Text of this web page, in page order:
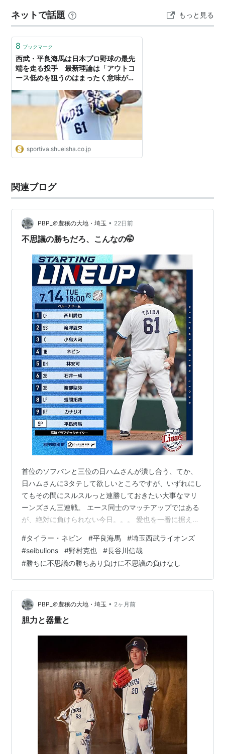
ネットで話題 もっと見る
8 ブックマーク
西武・平良海馬は日本プロ野球の最先
端を走る投手 最新理論は「アウトコ
ース低めを狙うのはまったく意味がな
sportiva.shueisha.co.jp
関連ブログ
PBP_＠豊穣の大地・埼玉 • 22日前
不思議の勝ちだろ、こんなの🤭
首位のソフバンと三位の日ハムさんが潰し合う、てか、
日ハムさんに3タテして欲しいところですが、いずれにし
てもその間にスルスルっと連勝しておきたい大事なマリ
ーンズさん三連戦。 エース同士のマッチアップではある
が、絶対に負けられない今日。。。 愛也を一番に据えた
ジは使いたくなりますわねと。 そして林安可さんも❗️ 北
海道旅行帰りで疲れが残る中、ほぼ定時で上がって、ゆ
っくりパテレ観戦を楽しみました。 現有戦力の中では、
ベスト・オーダーに近いのではないでしょうか。 ネビン
神の御業 ジャックソン相手に苦戦はある程度、想定の範
囲内だったが、重苦しい雰囲気…
#タイラー・ネビン #平良海馬 #埼玉西武ライオンズ
#seibulions #野村克也 #長谷川信哉
#勝ちに不思議の勝ちあり負けに不思議の負けなし
PBP_＠豊穣の大地・埼玉 • 2ヶ月前
胆力と器量と